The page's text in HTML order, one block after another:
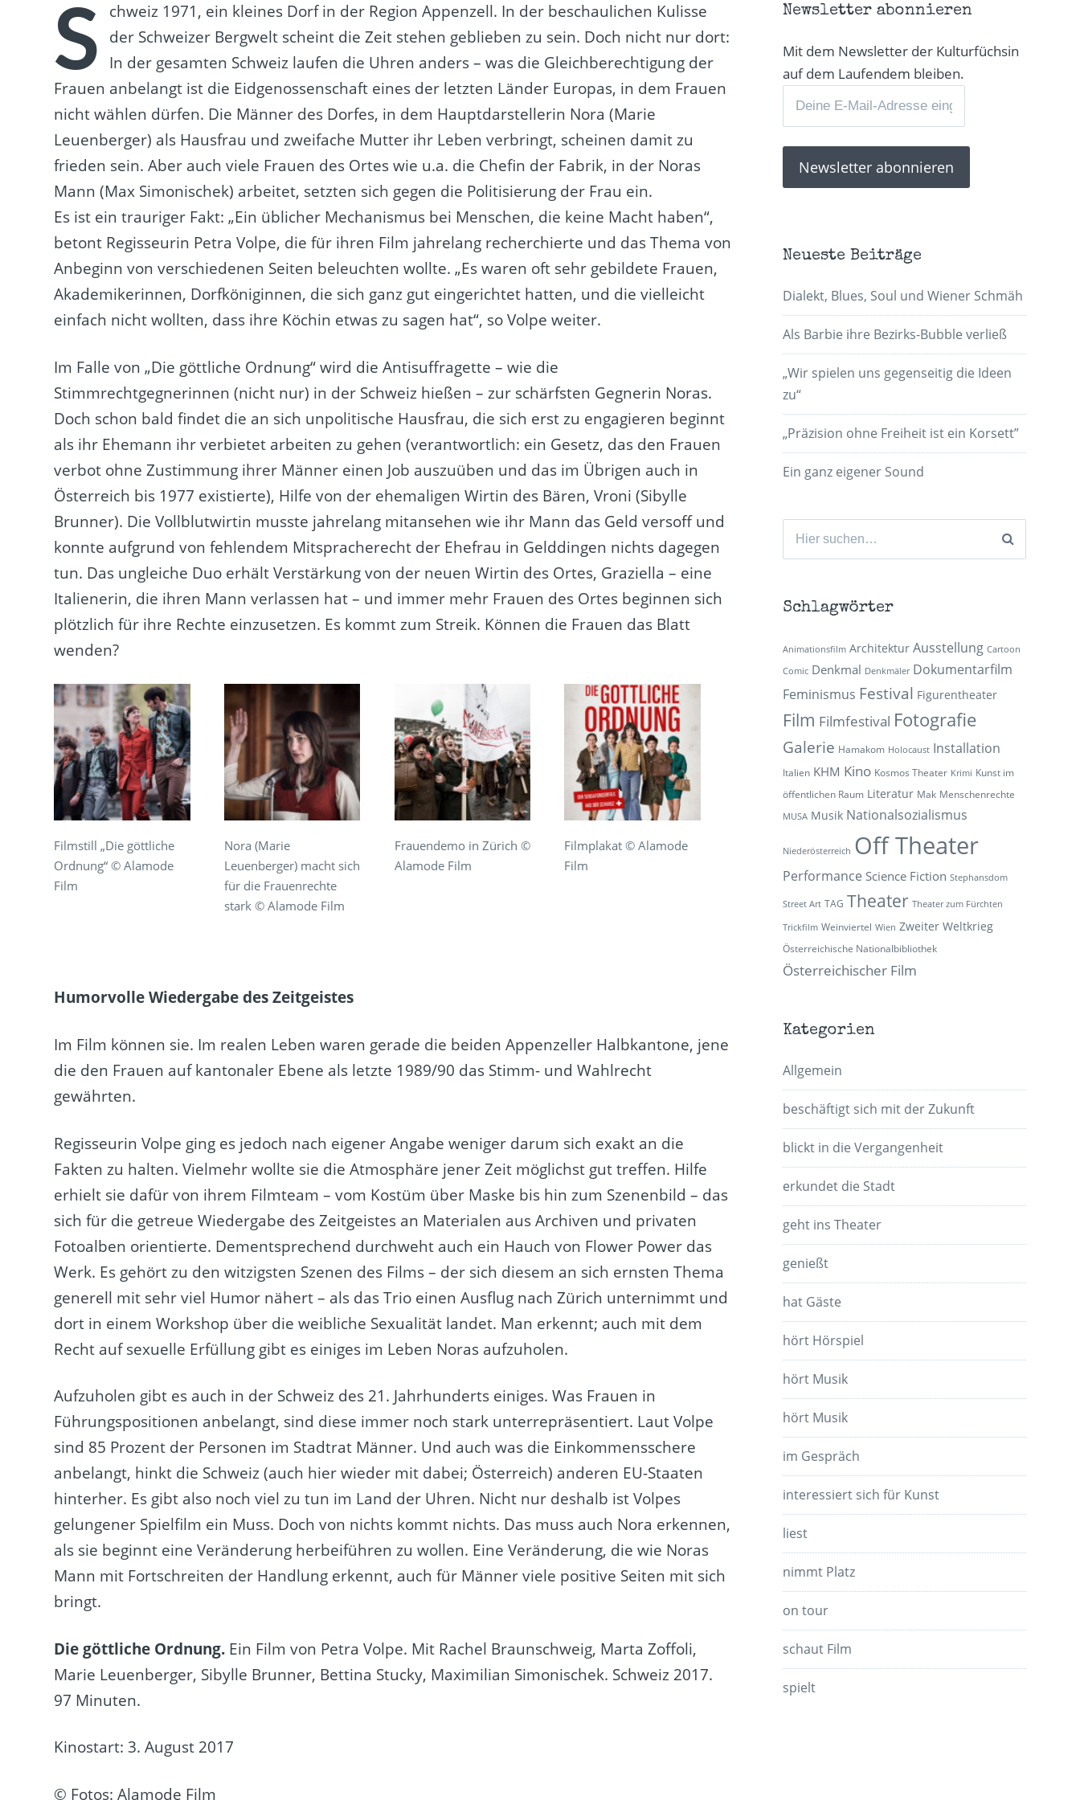
S
chweiz 1971, ein kleines Dorf in der Region Appenzell. In der beschaulichen Kulisse
der Schweizer Bergwelt scheint die Zeit stehen geblieben zu sein. Doch nicht nur dort:
In der gesamten Schweiz laufen die Uhren anders – was die Gleichberechtigung der
Frauen anbelangt ist die Eidgenossenschaft eines der letzten Länder Europas, in dem Frauen
nicht wählen dürfen. Die Männer des Dorfes, in dem Hauptdarstellerin Nora (Marie
Leuenberger) als Hausfrau und zweifache Mutter ihr Leben verbringt, scheinen damit zu
frieden sein. Aber auch viele Frauen des Ortes wie u.a. die Chefin der Fabrik, in der Noras
Mann (Max Simonischek) arbeitet, setzten sich gegen die Politisierung der Frau ein.
Es ist ein trauriger Fakt: „Ein üblicher Mechanismus bei Menschen, die keine Macht haben“,
betont Regisseurin Petra Volpe, die für ihren Film jahrelang recherchierte und das Thema von
Anbeginn von verschiedenen Seiten beleuchten wollte. „Es waren oft sehr gebildete Frauen,
Akademikerinnen, Dorfköniginnen, die sich ganz gut eingerichtet hatten, und die vielleicht
einfach nicht wollten, dass ihre Köchin etwas zu sagen hat“, so Volpe weiter.
Im Falle von „Die göttliche Ordnung“ wird die Antisuffragette – wie die
Stimmrechtgegnerinnen (nicht nur) in der Schweiz hießen – zur schärfsten Gegnerin Noras.
Doch schon bald findet die an sich unpolitische Hausfrau, die sich erst zu engagieren beginnt
als ihr Ehemann ihr verbietet arbeiten zu gehen (verantwortlich: ein Gesetz, das den Frauen
verbot ohne Zustimmung ihrer Männer einen Job auszuüben und das im Übrigen auch in
Österreich bis 1977 existierte), Hilfe von der ehemaligen Wirtin des Bären, Vroni (Sibylle
Brunner). Die Vollblutwirtin musste jahrelang mitansehen wie ihr Mann das Geld versoff und
konnte aufgrund von fehlendem Mitspracherecht der Ehefrau in Gelddingen nichts dagegen
tun. Das ungleiche Duo erhält Verstärkung von der neuen Wirtin des Ortes, Graziella – eine
Italienerin, die ihren Mann verlassen hat – und immer mehr Frauen des Ortes beginnen sich
plötzlich für ihre Rechte einzusetzen. Es kommt zum Streik. Können die Frauen das Blatt
wenden?
Filmstill „Die göttliche
Ordnung“ © Alamode
Film
Nora (Marie
Leuenberger) macht sich
für die Frauenrechte
stark © Alamode Film
Frauendemo in Zürich ©
Alamode Film
Filmplakat © Alamode
Film
Humorvolle Wiedergabe des Zeitgeistes
Im Film können sie. Im realen Leben waren gerade die beiden Appenzeller Halbkantone, jene
die den Frauen auf kantonaler Ebene als letzte 1989/90 das Stimm- und Wahlrecht
gewährten.
Regisseurin Volpe ging es jedoch nach eigener Angabe weniger darum sich exakt an die
Fakten zu halten. Vielmehr wollte sie die Atmosphäre jener Zeit möglichst gut treffen. Hilfe
erhielt sie dafür von ihrem Filmteam – vom Kostüm über Maske bis hin zum Szenenbild – das
sich für die getreue Wiedergabe des Zeitgeistes an Materialen aus Archiven und privaten
Fotoalben orientierte. Dementsprechend durchweht auch ein Hauch von Flower Power das
Werk. Es gehört zu den witzigsten Szenen des Films – der sich diesem an sich ernsten Thema
generell mit sehr viel Humor nähert – als das Trio einen Ausflug nach Zürich unternimmt und
dort in einem Workshop über die weibliche Sexualität landet. Man erkennt; auch mit dem
Recht auf sexuelle Erfüllung gibt es einiges im Leben Noras aufzuholen.
Aufzuholen gibt es auch in der Schweiz des 21. Jahrhunderts einiges. Was Frauen in
Führungspositionen anbelangt, sind diese immer noch stark unterrepräsentiert. Laut Volpe
sind 85 Prozent der Personen im Stadtrat Männer. Und auch was die Einkommensschere
anbelangt, hinkt die Schweiz (auch hier wieder mit dabei; Österreich) anderen EU-Staaten
hinterher. Es gibt also noch viel zu tun im Land der Uhren. Nicht nur deshalb ist Volpes
gelungener Spielfilm ein Muss. Doch von nichts kommt nichts. Das muss auch Nora erkennen,
als sie beginnt eine Veränderung herbeiführen zu wollen. Eine Veränderung, die wie Noras
Mann mit Fortschreiten der Handlung erkennt, auch für Männer viele positive Seiten mit sich
bringt.
Die göttliche Ordnung. Ein Film von Petra Volpe. Mit Rachel Braunschweig, Marta Zoffoli,
Marie Leuenberger, Sibylle Brunner, Bettina Stucky, Maximilian Simonischek. Schweiz 2017.
97 Minuten.
Kinostart: 3. August 2017
© Fotos: Alamode Film
Newsletter abonnieren
Mit dem Newsletter der Kulturfüchsin
auf dem Laufendem bleiben.
Neueste Beiträge
Dialekt, Blues, Soul und Wiener Schmäh
Als Barbie ihre Bezirks-Bubble verließ
„Wir spielen uns gegenseitig die Ideen
zu“
„Präzision ohne Freiheit ist ein Korsett”
Ein ganz eigener Sound
Suchen
Schlagwörter
Animationsfilm Architektur Ausstellung Cartoon
Comic Denkmal Denkmäler Dokumentarfilm
Feminismus Festival Figurentheater
Film Filmfestival Fotografie
Galerie Hamakom Holocaust Installation
Italien KHM Kino Kosmos Theater Krimi Kunst im
öffentlichen Raum Literatur Mak Menschenrechte
MUSA Musik Nationalsozialismus
Niederösterreich Off Theater
Performance Science Fiction Stephansdom
Street Art TAG Theater Theater zum Fürchten
Trickfilm Weinviertel Wien Zweiter Weltkrieg
Österreichische Nationalbibliothek
Österreichischer Film
Kategorien
Allgemein
beschäftigt sich mit der Zukunft
blickt in die Vergangenheit
erkundet die Stadt
geht ins Theater
genießt
hat Gäste
hört Hörspiel
hört Musik
hört Musik
im Gespräch
interessiert sich für Kunst
liest
nimmt Platz
on tour
schaut Film
spielt